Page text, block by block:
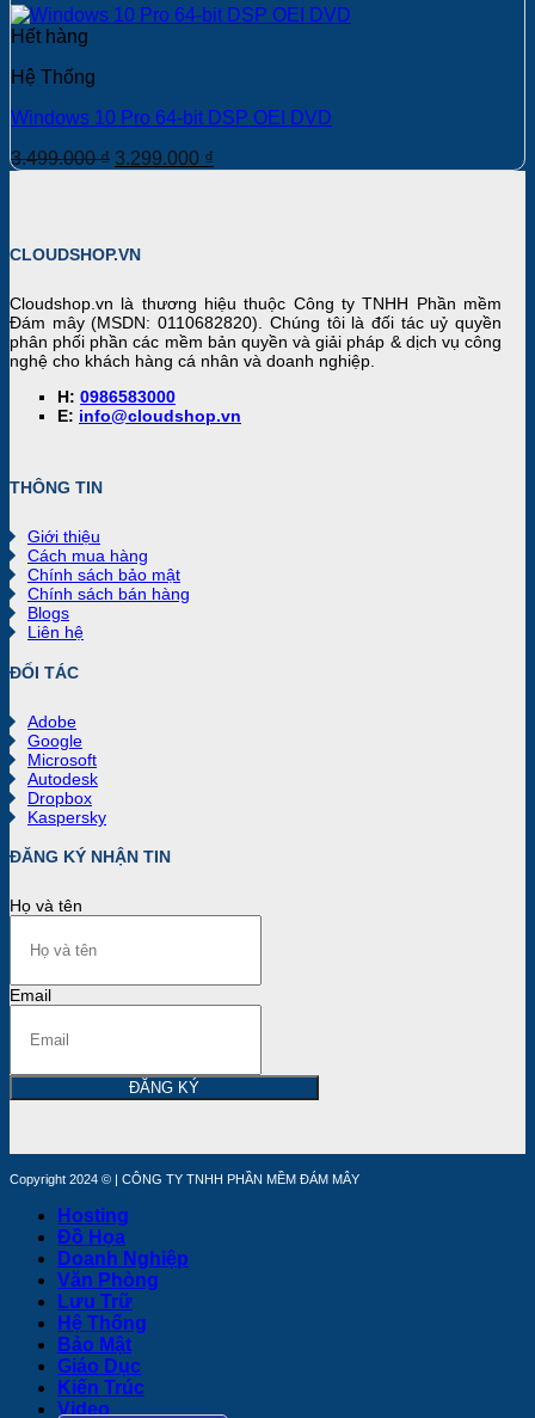
Hết hàng
Hệ Thống
Windows 10 Pro 64-bit DSP OEI DVD
3.499.000₫ Giá
3.299.000 ₫
CLOUDSHOP.VN
Cloudshop.vn là thương hiệu thuộc Công ty TNHH Phần mềm
Đám mây (MSDN: 0110682820). Chúng tôi là đối tác uỷ quyền
phân phối phần các mềm bản quyền và giải pháp & dịch vụ công
nghệ cho khách hàng cá nhân và doanh nghiệp.
H: 0986583000
E: info@cloudshop.vn
THÔNG TIN
Giới thiệu
Cách mua hàng
Chính sách bảo mật
Chính sách bán hàng
Blogs
Liên hệ
ĐỐI TÁC
Adobe
Google
Microsoft
Autodesk
Dropbox
Kaspersky
ĐĂNG KÝ NHẬN TIN
Họ và tên
Email
ĐĂNG KÝ
Copyright 2024 © | CÔNG TY TNHH PHẦN MỀM ĐÁM MÂY
Hosting
Đồ Họa
Doanh Nghiệp
Văn Phòng
Lưu Trữ
Hệ Thống
Bảo Mật
Giáo Dục
Kiến Trúc
Video